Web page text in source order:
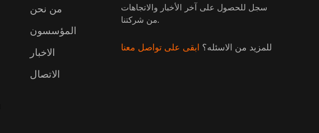
من نحن
المؤسسون
الاخبار
الاتصال
سجل للحصول على آخر الأخبار والاتجاهات
من شركتنا.
للمزيد من الاسئله؟ ابقى على تواصل معنا